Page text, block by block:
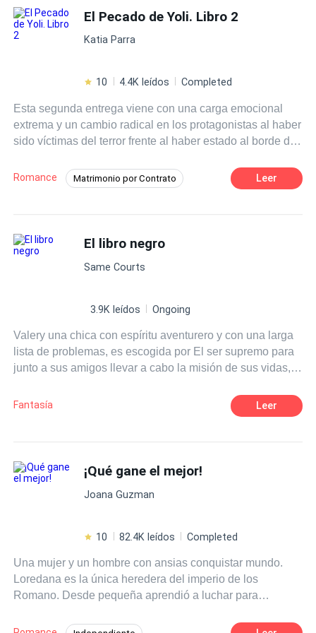
Desastre de mi Vida.
Traición Contemporánea
El Pecado de Yoli. Libro 2
Katia Parra
10 4.4K leídos Completed
Esta segunda entrega viene con una carga emocional
extrema y un cambio radical en los protagonistas al haber
sido víctimas del terror frente al haber estado al borde de
reflexión en sus sentimientos, los obstáculos ahora serán
más difíciles con un asesino suelto y humillado por la
la lectura del Testamento dejado por Michel Sherman?
Acompañemos en este viaje a los personajes de esta
historia, con un cúmulo de emociones por dilucidar.
Romance Matrimonio por Contrato
Independiente Traición
Leer
El libro negro
Same Courts
3.9K leídos Ongoing
Valery una chica con espíritu aventurero y con una larga
lista de problemas, es escogida por El ser supremo para
junto a sus amigos llevar a cabo la misión de sus vidas,
de la destrucción inminente de sus vidas. En proceso se
Fantasía Leer
¡Qué gane el mejor!
Joana Guzman
10 82.4K leídos Completed
Una mujer y un hombre con ansias conquistar mundo.
Loredana es la única heredera del imperio de los
Romano. Desde pequeña aprendió a luchar para
mundo de hombres, pero jamás dejó que eso la detuviera